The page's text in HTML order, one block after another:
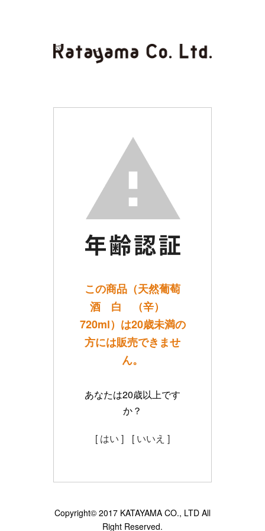
この商品（天然葡萄
酒 白 （辛）
720ml）は20歳未満の
方には販売できませ
ん。
あなたは20歳以上です
か？
[ はい ] [ いいえ ]
Copyright© 2017 KATAYAMA CO., LTD All
Right Reserved.